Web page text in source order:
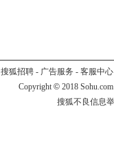
搜狐招聘- 广告服务 - 客服中心
Copyright © 2018
搜狐不良信息